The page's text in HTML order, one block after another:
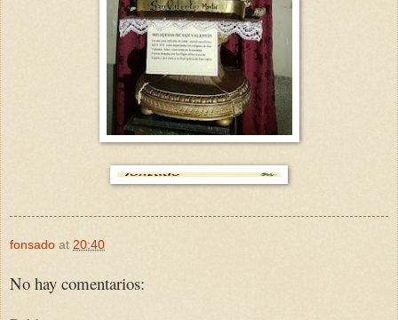
fonsado at 20:40
No hay comentarios: